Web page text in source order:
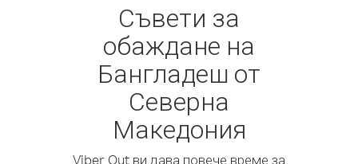
Съвети за
обаждане на
Бангладеш от
Северна
Македония
Viber Out ви дава повече време за